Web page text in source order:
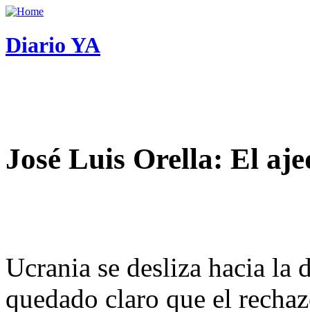
Diario YA
José Luis Orella: El
Ucrania se desliza hacia
quedado claro que el